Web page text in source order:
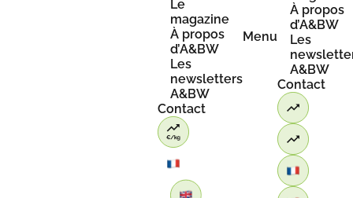
Le
magazine
À propos
d’A&BW
Les
newsletters
A&BW
Contact
Menu
À propos
d’A&BW
Les
A&BW
Contact